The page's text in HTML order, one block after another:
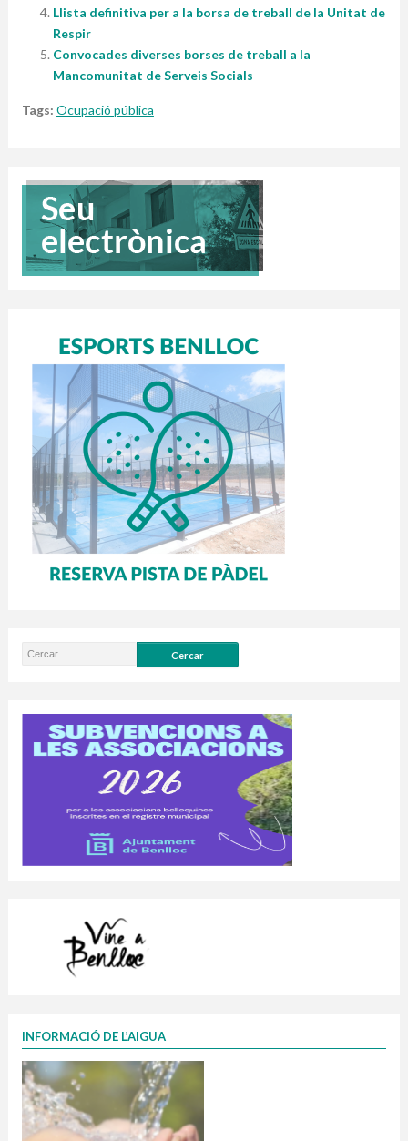
Llista definitiva per a la borsa de treball de la Unitat de
Respir
Convocades diverses borses de treball a la
Mancomunitat de Serveis Socials
Tags: Ocupació pública
INFORMACIÓ DE L’AIGUA